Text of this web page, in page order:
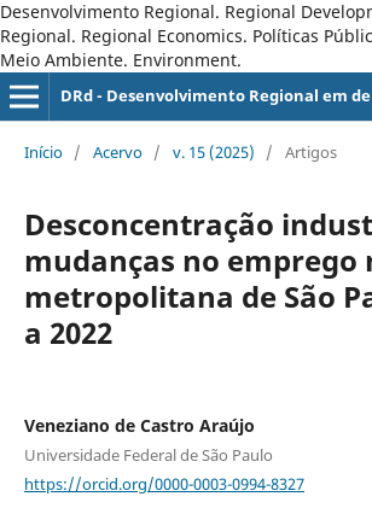
Desenvolvimento Regional. Regional
Regional. Regional Economics. Políticas
Meio Ambiente. Environment.
DRd - Desenvolvimento Regional em
Início / Acervo / v. 15 (2025) / Artigos
Desconcentração
mudanças no emprego
metropolitana de São
a 2022
Veneziano de Castro Araújo
Universidade Federal de São Paulo
https://orcid.org/0000-0003-0994-8327